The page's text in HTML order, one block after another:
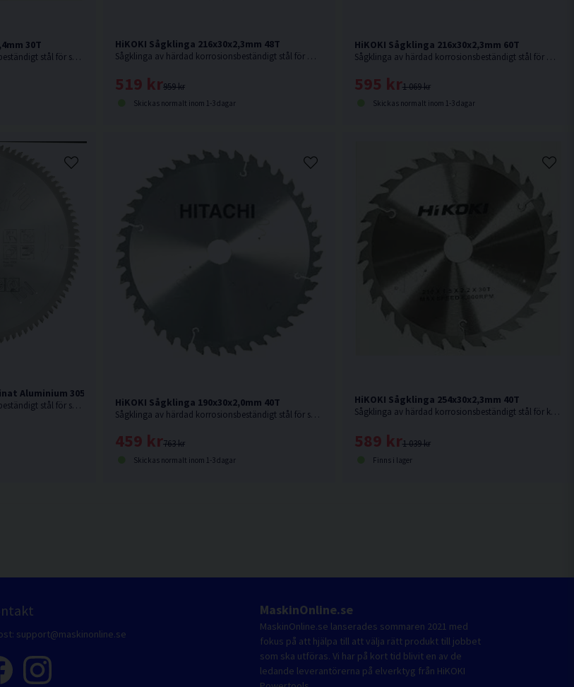
30T
Sågklinga av härdad korrosionsbeständigt stål för sågning i hårt och mjukt trä.
HiKOKI Sågklinga 216x30x2,3mm 48T
Sågklinga av härdad korrosionsbeständigt stål för mycket fin sågning i hårt och mjukt trä.
959 kr
519 kr
Skickas normalt inom 1-3 dagar
HiKOKI Sågklinga 216x30x2,3mm 60T
Sågklinga av härdad korrosionsbeständigt stål för mycket fin sågning i hårt och mjukt trä.
1 069 kr
595 kr
Skickas normalt inom 1-3 dagar
Aluminium 305x30x2,8mm 96T
Sågklinga av härdad korrosionsbeständigt stål för sågning i hårda och mjuka träslag och även aluminiumsmaterialer. HiKOKI Sågklinga 190x30x2,0mm 40T
Sågklinga av härdad korrosionsbeständigt stål för sågning i hårt och mjukt trä.
763 kr
459 kr
Skickas normalt inom 1-3 dagar
HiKOKI Sågklinga 254x30x2,3mm 40T
Sågklinga av härdad korrosionsbeständigt stål för kapning i hårt och mjukt trä.
1 039 kr
589 kr
Finns i lager
support@maskinonline.se
MaskinOnline.se
MaskinOnline.se lanserades sommaren 2021 med
fokus på att hjälpa till att välja rätt produkt till jobbet
som ska utföras. Vi har på kort tid blivit en av de
ledande leverantörerna på elverktyg från HiKOKI